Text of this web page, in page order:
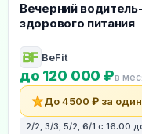
Вечерний
здорового питания
BeFit
до 120 000 ₽в
До 4500 ₽ за
2/2, 3/3, 5/2, 6/1 с 16:00